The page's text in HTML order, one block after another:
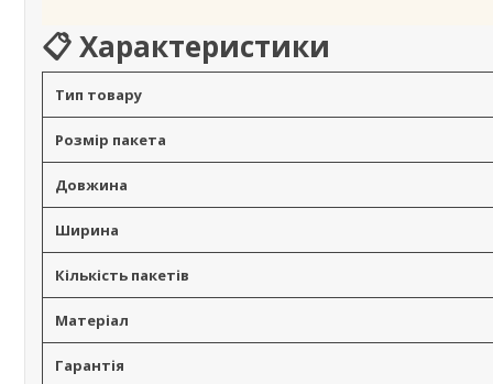
📋 Характеристики
Тип товару
Розмір пакета
Довжина
Ширина
Кількість пакетів
Матеріал
Гарантія